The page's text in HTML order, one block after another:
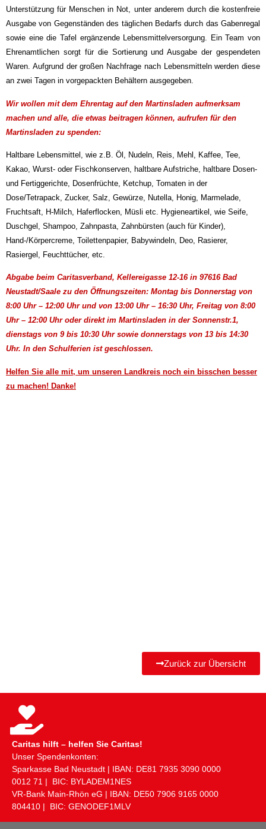
Unterstützung für Menschen in Not, unter anderem durch die kostenfreie
Ausgabe von Gegenständen des täglichen Bedarfs durch das Gabenregal
sowie eine die Tafel ergänzende Lebensmittelversorgung. Ein Team von
Ehrenamtlichen sorgt für die Sortierung und Ausgabe der gespendeten
Waren. Aufgrund der großen Nachfrage nach Lebensmitteln werden diese
an zwei Tagen in vorgepackten Behältern ausgegeben.
Wir wollen mit dem Ehrentag auf den Martinsladen aufmerksam
machen und alle, die etwas beitragen können, aufrufen für den
Martinsladen zu spenden:
Haltbare Lebensmittel, wie z.B. Öl, Nudeln, Reis, Mehl, Kaffee, Tee,
Kakao, Wurst- oder Fischkonserven, haltbare Aufstriche, haltbare Dosen-
und Fertiggerichte, Dosenfrüchte, Ketchup, Tomaten in der
Dose/Tetrapack, Zucker, Salz, Gewürze, Nutella, Honig, Marmelade,
Fruchtsaft, H-Milch, Haferflocken, Müsli etc. Hygieneartikel, wie Seife,
Duschgel, Shampoo, Zahnpasta, Zahnbürsten (auch für Kinder),
Hand-/Körpercreme, Toilettenpapier, Babywindeln, Deo, Rasierer,
Rasiergel, Feuchttücher, etc.
Abgabe beim Caritasverband, Kellereigasse 12-16 in 97616 Bad
Neustadt/Saale zu den Öffnungszeiten: Montag bis Donnerstag von
8:00 Uhr – 12:00 Uhr und von 13:00 Uhr – 16:30 Uhr, Freitag von 8:00
Uhr – 12:00 Uhr oder direkt im Martinsladen in der Sonnenstr.1,
dienstags von 9 bis 10:30 Uhr sowie donnerstags von 13 bis 14:30
Uhr. In den Schulferien ist geschlossen.
Helfen Sie alle mit, um unseren Landkreis noch ein bisschen besser
zu machen! Danke!
Zurück zur Übersicht
Caritas hilft – helfen Sie Caritas!
Unser Spendenkonten:
Sparkasse Bad Neustadt | IBAN: DE81 ​7935 ​3090 ​0000 ​
0012 ​71 | BIC: BYLADEM1NES
VR-Bank Main-Rhön eG | IBAN: DE50 ​7906 ​9165 ​0000 ​
804410 | BIC: GENODEF1MLV